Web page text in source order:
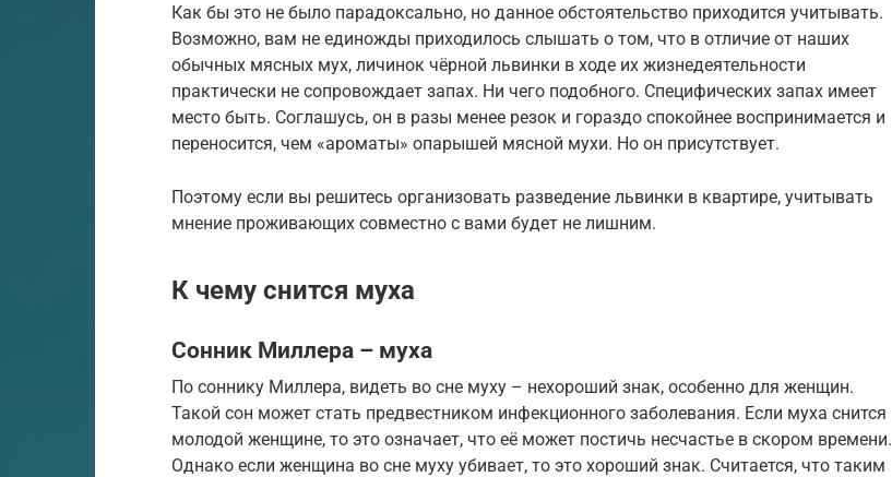
Как бы это не было парадоксально, но данное обстоятельство приходится учитывать.
Возможно, вам не единожды приходилось слышать о том, что в отличие от наших
обычных мясных мух, личинок чёрной львинки в ходе их жизнедеятельности
практически не сопровождает запах. Ни чего подобного. Специфических запах имеет
место быть. Соглашусь, он в разы менее резок и гораздо спокойнее воспринимается и
переносится, чем «ароматы» опарышей мясной мухи. Но он присутствует.
Поэтому если вы решитесь организовать разведение львинки в квартире, учитывать
мнение проживающих совместно с вами будет не лишним.
К чему снится муха
Сонник Миллера – муха
По соннику Миллера, видеть во сне муху – нехороший знак, особенно для женщин.
Такой сон может стать предвестником инфекционного заболевания. Если муха снится
молодой женщине, то это означает, что её может постичь несчастье в скором времени.
Однако если женщина во сне муху убивает, то это хороший знак. Считается, что таким